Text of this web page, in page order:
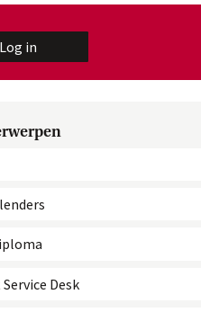
Log in
Desk